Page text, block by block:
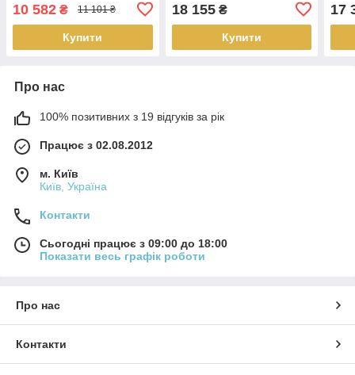
10 582 ₴ 11 101 ₴
Купити
18 155₴
Купити
17
Про нас
100% позитивних з 19 відгуків за рік
Працює з 02.08.2012
м. Київ
Київ, Україна
Контакти
Сьогодні працює з 09:00 до 18:00
Показати весь графік роботи
Про нас
Контакти